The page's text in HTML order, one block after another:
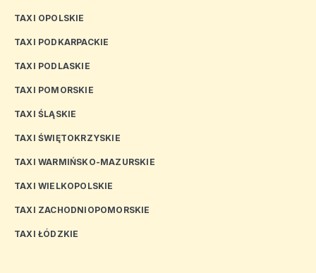
TAXI OPOLSKIE
TAXI PODKARPACKIE
TAXI PODLASKIE
TAXI POMORSKIE
TAXI ŚLĄSKIE
TAXI ŚWIĘTOKRZYSKIE
TAXI WARMIŃSKO-MAZURSKIE
TAXI WIELKOPOLSKIE
TAXI ZACHODNIOPOMORSKIE
TAXI ŁÓDZKIE